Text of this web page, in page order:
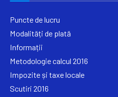
Puncte de lucru
Modalități de plată
Informații
Metodologie calcul 2016
Impozite și taxe locale
Scutiri 2016